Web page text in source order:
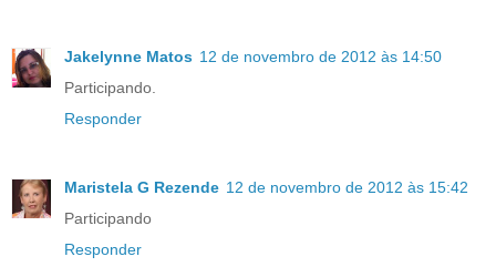
Jakelynne Matos 12 de novembro de 2012 às 14:50
Participando.
Responder
Maristela G Rezende 12 de novembro de 2012 às 15:42
Participando
Responder